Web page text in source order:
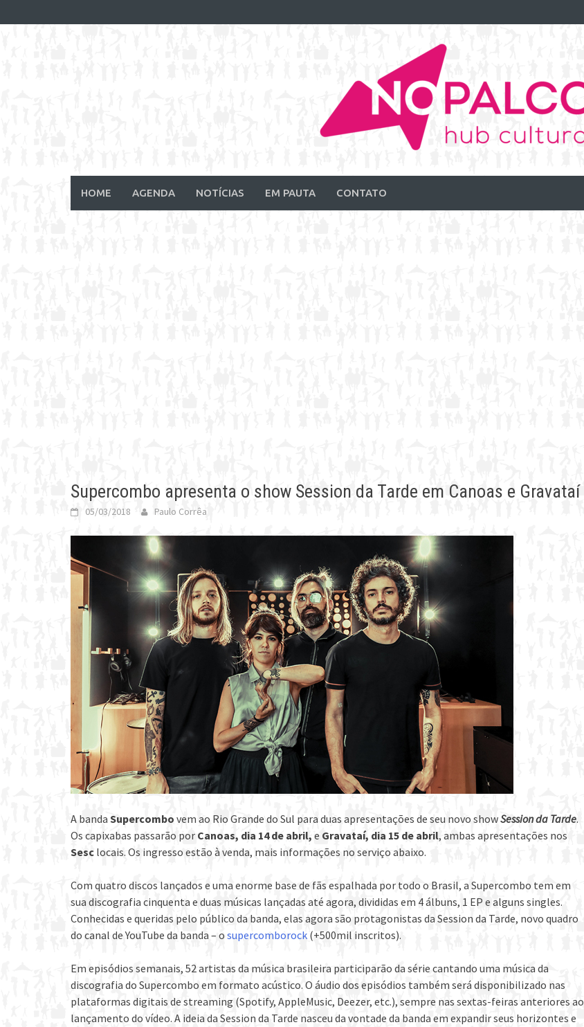
to
HOME AGENDA NOTÍCIAS EM PAUTA CONTATO
Supercombo apresenta o show Session da Tarde em Canoas e Gravataí
05/03/2018 Paulo Corrêa
A banda Supercombo vem ao Rio Grande do Sul para duas apresentações de seu novo showSession da Tarde.
Os capixabas passarão por Canoas, dia 14 de abril, e Gravataí, dia 15 de abril, ambas apresentações nos
Sesc locais. Os ingresso estão à venda, mais informações no serviço abaixo.
Com quatro discos lançados e uma enorme base de fãs espalhada por todo o Brasil, a Supercombo tem em
sua discografia cinquenta e duas músicas lançadas até agora, divididas em 4 álbuns, 1 EP e alguns singles.
Conhecidas e queridas pelo público da banda, elas agora são protagonistas da Session da Tarde, novo quadro
do canal de YouTube da banda – o supercomborock (+500mil inscritos).
Em episódios semanais, 52 artistas da música brasileira participarão da série cantando uma música da
discografia do Supercombo em formato acústico. O áudio dos episódios também será disponibilizado nas
plataformas digitais de streaming (Spotify, AppleMusic, Deezer, etc.), sempre nas sextas-feiras anteriores ao
lançamento do vídeo. A ideia da Session da Tarde nasceu da vontade da banda em expandir seus horizontes e